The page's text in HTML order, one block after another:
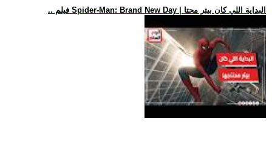
.. فيلم Spider-Man: Brand New Day | البداية اللي كان بيتر محتا